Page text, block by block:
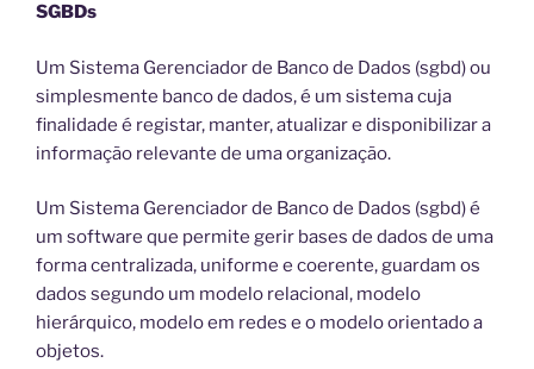
SGBDs
Um Sistema Gerenciador de Banco de Dados (sgbd) ou
simplesmente banco de dados, é um sistema cuja
finalidade é registar, manter, atualizar e disponibilizar a
informação relevante de uma organização.
Um Sistema Gerenciador de Banco de Dados (sgbd) é
um software que permite gerir bases de dados de uma
forma centralizada, uniforme e coerente, guardam os
dados segundo um modelo relacional, modelo
hierárquico, modelo em redes e o modelo orientado a
objetos.